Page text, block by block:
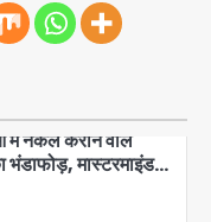
में नकल कराने वाले
भंडाफोड़, मास्टरमाइंड
72 घंटे में उत्तर-पश्चिम